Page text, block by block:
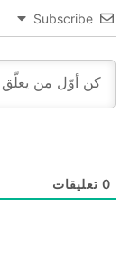
Subscribe
0 تعليقات